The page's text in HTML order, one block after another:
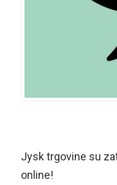
Jysk trgovine su
online!